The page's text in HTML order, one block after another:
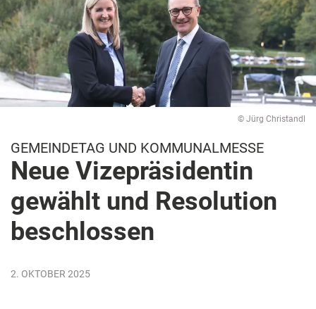
© Jürg Christandl
GEMEINDETAG UND KOMMUNALMESSE
Neue Vizepräsidentin
gewählt und Resolution
beschlossen
2. OKTOBER 2025